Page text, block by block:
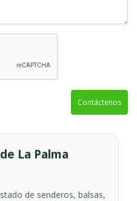
Contáctenos
La Palma
de senderos, balsas,